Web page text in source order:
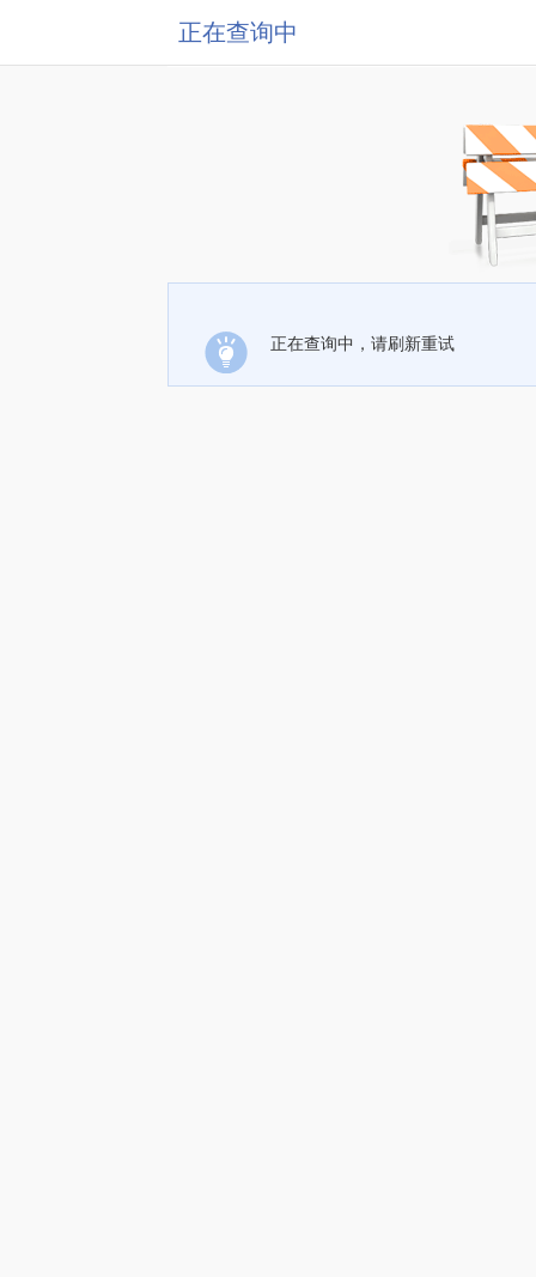
正在查询中
正在查询中，请刷新重试